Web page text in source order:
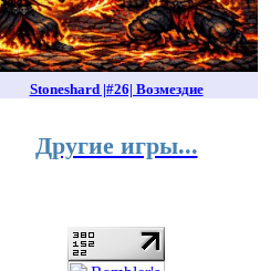
Stoneshard |#26| Возмездие
Другие игры...